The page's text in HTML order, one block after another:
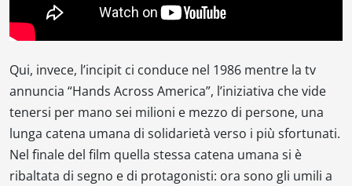
Qui, invece, l’incipit ci conduce nel 1986 mentre la tv
annuncia “Hands Across America”, l’iniziativa che vide
tenersi per mano sei milioni e mezzo di persone, una
lunga catena umana di solidarietà verso i più sfortunati.
Nel finale del film quella stessa catena umana si è
ribaltata di segno e di protagonisti: ora sono gli umili a